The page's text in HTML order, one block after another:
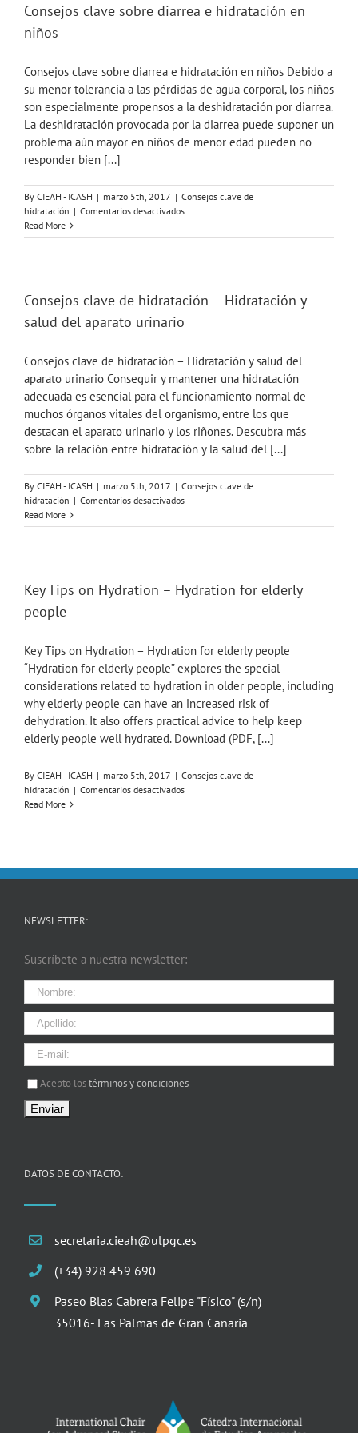
content
Consejos clave sobre diarrea e hidratación en
niños
Consejos clave sobre diarrea e hidratación en niños Debido a
su menor tolerancia a las pérdidas de agua corporal, los niños
son especialmente propensos a la deshidratación por diarrea.
La deshidratación provocada por la diarrea puede suponer un
problema aún mayor en niños de menor edad pueden no
responder bien [...]
By CIEAH - ICASH | marzo 5th, 2017 | Consejos clave de
hidratación | Comentarios desactivadosen
clave
hidratación
Read More
Consejos clave de hidratación – Hidratación y
salud del aparato urinario
Consejos clave de hidratación – Hidratación y salud del
aparato urinario Conseguir y mantener una hidratación
adecuada es esencial para el funcionamiento normal de
muchos órganos vitales del organismo, entre los que
destacan el aparato urinario y los riñones. Descubra más
sobre la relación entre hidratación y la salud del [...]
By CIEAH - ICASH | marzo 5th, 2017 | Consejos clave de
hidratación | Comentarios desactivadosen
clave
Hidratación
y
aparato
urinario
Read More
Key Tips on Hydration – Hydration for elderly
people
Key Tips on Hydration – Hydration for elderly people
“Hydration for elderly people” explores the special
considerations related to hydration in older people, including
why elderly people can have an increased risk of
dehydration. It also offers practical advice to help keep
elderly people well hydrated. Download (PDF, [...]
By CIEAH - ICASH | marzo 5th, 2017 | Consejos clave de
hidratación | Comentarios desactivadosen
Tips
Read More
NEWSLETTER:
Suscríbete a nuestra newsletter:
Acepto lostérminos y condiciones
DATOS DE CONTACTO:
secretaria.cieah@ulpgc.es
(+34) 928 459 690
Paseo Blas Cabrera Felipe "Físico" (s/n)
35016- Las Palmas de Gran Canaria